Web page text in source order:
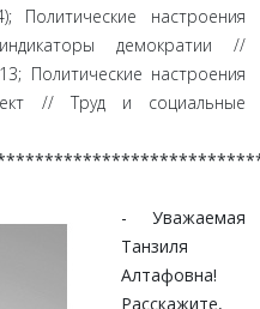
настроения
демократии //
Политические настроения
// Труд и социальные
- Уважаемая
Танзиля
Алтафовна!
Расскажите,